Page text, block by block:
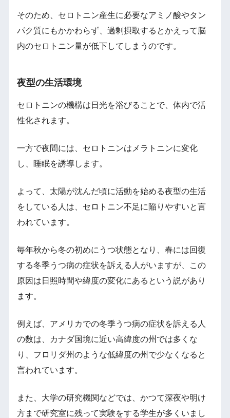
そのため、セロトニン産生に必要なアミノ酸やタン
パク質にもかかわらず、過剰摂取するとかえって脳
内のセロトニン量が低下してしまうのです。
夜型の生活環境
セロトニンの機構は日光を浴びることで、体内で活
性化されます。
一方で夜間には、セロトニンはメラトニンに変化
し、睡眠を誘導します。
よって、太陽が沈んだ頃に活動を始める夜型の生活
をしている人は、セロトニン不足に陥りやすいと言
われています。
毎年秋から冬の初めにうつ状態となり、春には回復
する冬季うつ病の症状を訴える人がいますが、この
原因は日照時間や緯度の変化にあるという説があり
ます。
例えば、アメリカでの冬季うつ病の症状を訴える人
の数は、カナダ国境に近い高緯度の州では多くな
り、フロリダ州のような低緯度の州で少なくなると
言われています。
また、大学の研究機関などでは、かつて深夜や明け
方まで研究室に残って実験をする学生が多くいまし